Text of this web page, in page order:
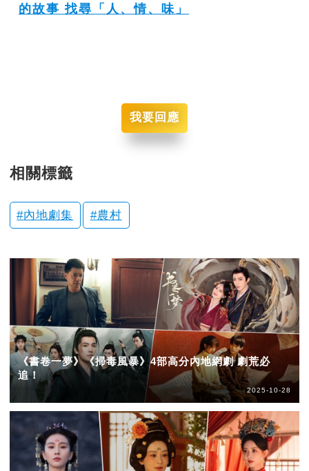
的故事 找尋「人、情、味」
我要回應
相關標籤
內地劇集 農村
《書卷一夢》《掃毒風暴》4部高分內地網劇 劇荒必
追！
2025-10-28